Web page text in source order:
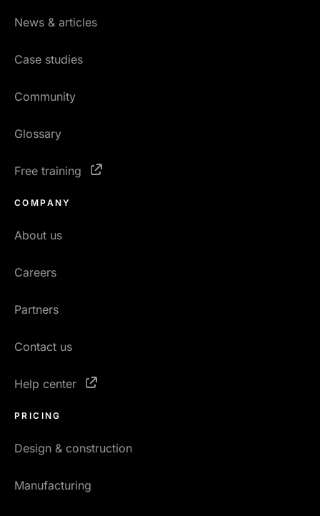
News & articles
Case studies
Community
Glossary
Free training
COMPANY
About us
Careers
Partners
Contact us
Help center
PRICING
Design & construction
Manufacturing